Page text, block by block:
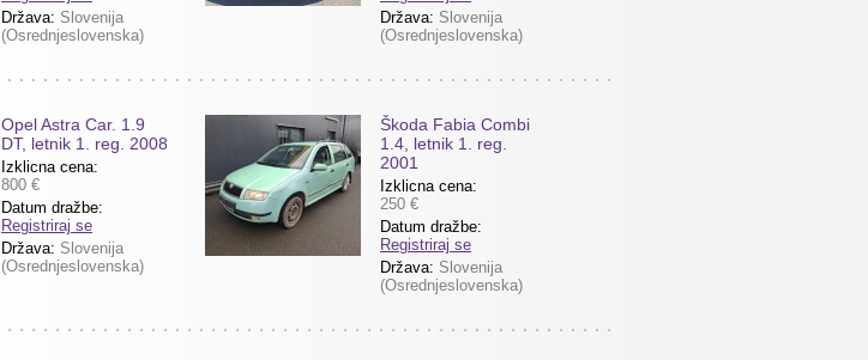
Država: Slovenija
(Osrednjeslovenska)
Država: Slovenija
(Osrednjeslovenska)
Opel Astra Car. 1.9
DT, letnik 1. reg. 2008
Izklicna cena:
800 €
Datum dražbe:
Registriraj se
Država: Slovenija
(Osrednjeslovenska)
Škoda Fabia Combi
1.4, letnik 1. reg.
2001
Izklicna cena:
250 €
Datum dražbe:
Registriraj se
Država: Slovenija
(Osrednjeslovenska)